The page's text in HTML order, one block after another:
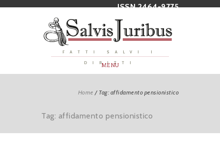
ISSN 2464-9775
FATTI SALVI I
DIRITTI
MENU
Home / Tag: affidamento pensionistico
Tag: affidamento pensionistico